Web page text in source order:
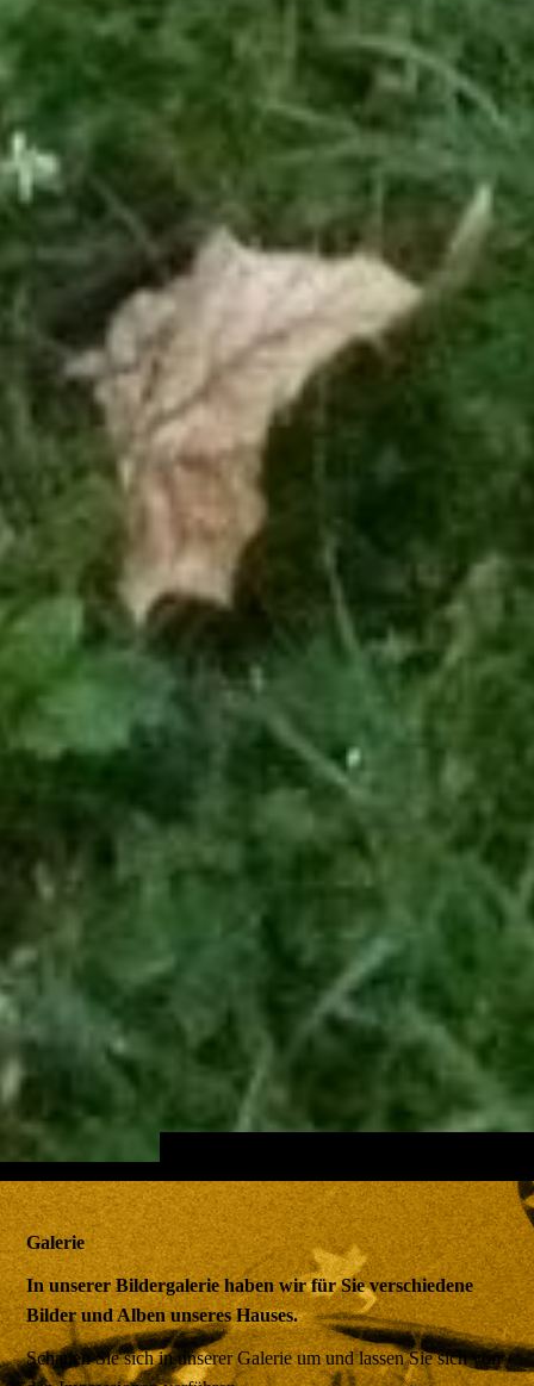
Galerie
In unserer Bildergalerie haben wir für Sie verschiedene
Bilder und Alben unseres Hauses.
Schauen Sie sich in unserer Galerie um und lassen Sie sich von